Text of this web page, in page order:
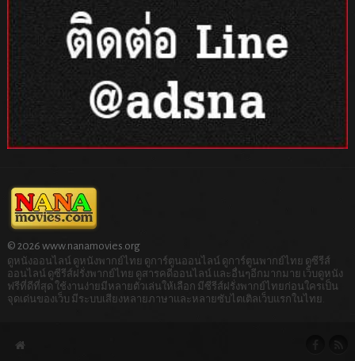
© 2026 www.nanamovies.org
ดูหนังออนไลน์ ดูหนังพากย์ไทย ดูการ์ตูนออนไลน์ ดูการ์ตูนพากย์ไทย ดูซีรีส์
ออนไลน์ ดูซีรีส์ฝรั่งพากย์ไทย ดูสารคดีออนไลน์ และอื่นๆอีกมากมาย เว็บดูหนัง
ฟรีที่ดีที่สุด ใช้งานง่ายมีหลายตัวเล่นให้เลือก มีซีรีส์ฝรั่งพากย์ไทยก่อนใครเป็น
จุดเด่นของเว็บ มีระบบเสียงหลายภาษาและหลายซับไตเติลเว็บแรกในไทย.